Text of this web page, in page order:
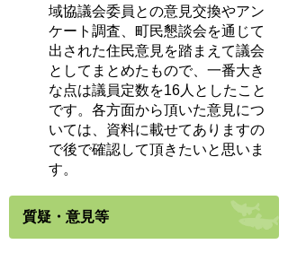
域協議会委員との意見交換やアン
ケート調査、町民懇談会を通じて
出された住民意見を踏まえて議会
としてまとめたもので、一番大き
な点は議員定数を16人としたこと
です。各方面から頂いた意見につ
いては、資料に載せてありますの
で後で確認して頂きたいと思いま
す。
質疑・意見等